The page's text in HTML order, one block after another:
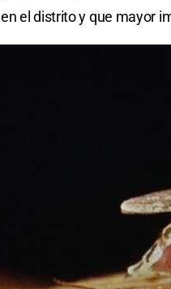
en el distrito y que mayor